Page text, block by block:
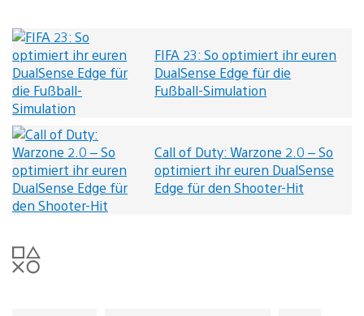
FIFA 23: So optimiert ihr euren
DualSense Edge für die
Fußball-Simulation
Call of Duty: Warzone 2.0 – So
optimiert ihr euren DualSense
Edge für den Shooter-Hit